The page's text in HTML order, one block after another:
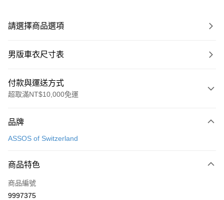
請選擇商品選項
男版車衣尺寸表
付款與運送方式
超取滿NT$10,000免運
信用卡一次付款
Apple Pay
ATM付款
品牌
ASSOS of Switzerland
商品特色
商品編號
9997375